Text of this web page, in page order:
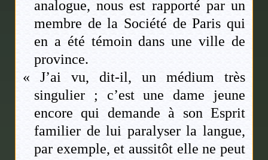
analogue, nous est rapporté par un
membre de la Société de Paris qui
en a été témoin dans une ville de
province.
« J’ai vu, dit-il, un médium très
singulier ; c’est une dame jeune
encore qui demande à son Esprit
familier de lui paralyser la langue,
par exemple, et aussitôt elle ne peut